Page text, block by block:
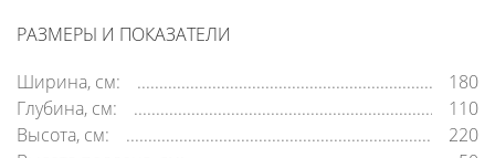
РАЗМЕРЫ И ПОКАЗАТЕЛИ
Ширина, см:
180
Глубина, см:
110
Высота, см:
220